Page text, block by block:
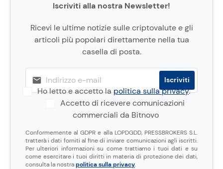
Iscriviti alla nostra Newsletter!
Ricevi le ultime notizie sulle criptovalute e gli
articoli più popolari direttamente nella tua
casella di posta.
Ho letto e accetto lapolitica sulla privacy.
Accetto di ricevere comunicazioni
commerciali da Bitnovo
Conformemente al GDPR e alla LOPDGDD, PRESSBROKERS S.L.
tratterà i dati forniti al fine di inviare comunicazioni agli iscritti.
Per ulteriori informazioni su come trattiamo i tuoi dati e su
come esercitare i tuoi diritti in materia di protezione dei dati,
consulta la nostrapolitica sulla privacy.